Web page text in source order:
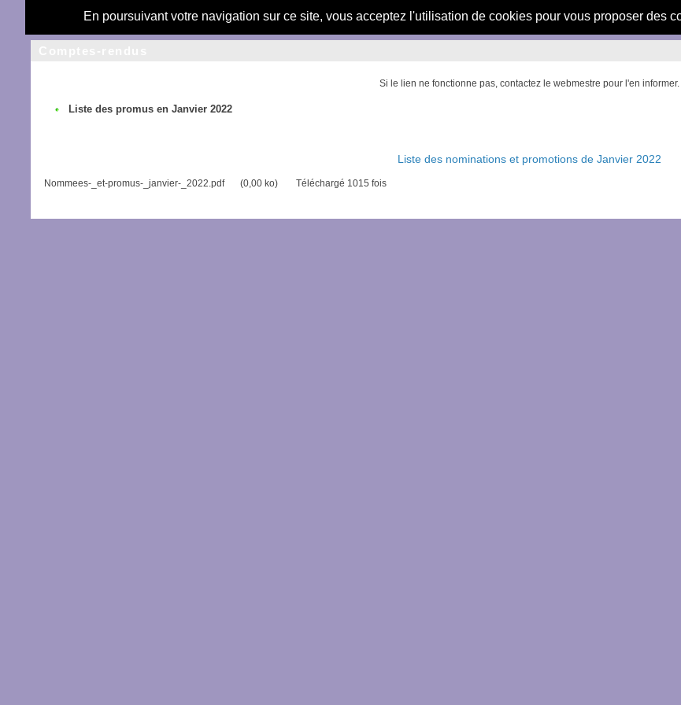
En poursuivant votre navigation sur ce site, vous acceptez l'utilisation de cookies pour vous proposer des
Si le lien ne fonctionne pas, contactez le webmestre pour l'en informer.
Liste des promus en Janvier 2022
Liste des nominations et promotions de Janvier 2022
Nommees-_et-promus-_janvier-_2022.pdf (0,00 ko) Téléchargé 1015 fois